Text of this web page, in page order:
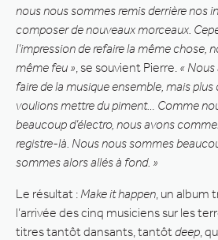
nous nous sommes remis derrière nos
composer de nouveaux morceaux.
l’impression de refaire la même chose,
même feu » , se souvient Pierre. «
faire de la musique ensemble, mais
voulions mettre du piment… Comme
beaucoup d’électro, nous avons
registre-là. Nous nous sommes
sommes alors allés à fond. »
Le résultat : Make it happen , un album
l’arrivée des cinq musiciens sur les
titres tantôt dansants, tantôtdeep ,